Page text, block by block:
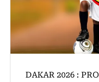
DAKAR 2026 :